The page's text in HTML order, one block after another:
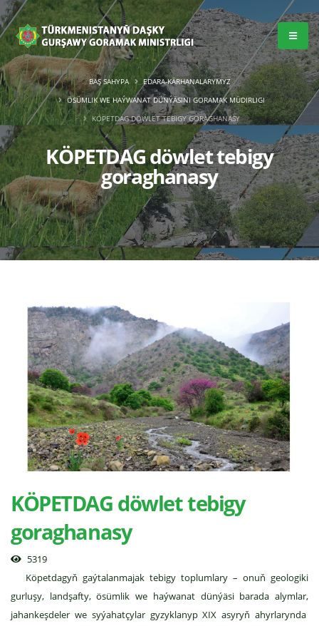
KÖPETDAG döwlet tebigy
goraghanasy
BAŞ SAHYPA
EDARA-KÄRHANALARYMYZ
ÖSÜMLIK WE HAÝWANAT DÜNÝÄSINI GORAMAK MÜDIRLIGI
KÖPETDAG DÖWLET TEBIGY GORAGHANASY
KÖPETDAG döwlet tebigy
goraghanasy
5319
Köpetdagyň gaýtalanmajak tebigy toplumlary – onuň geologiki
gurluşy, landşafty, ösümlik we haýwanat dünýäsi barada alymlar,
jahankeşdeler we syýahatçylar gyzyklanyp XIX asyryň ahyrlarynda